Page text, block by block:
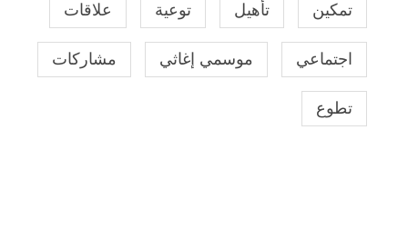
تمكين تأهيل توعية علاقات
اجتماعي موسمي إغاثي مشاركات
تطوع